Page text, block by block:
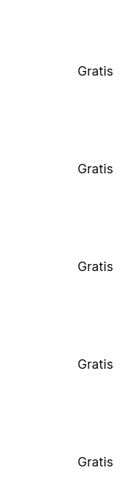
Gratis
Gratis
Gratis
Gratis
Gratis